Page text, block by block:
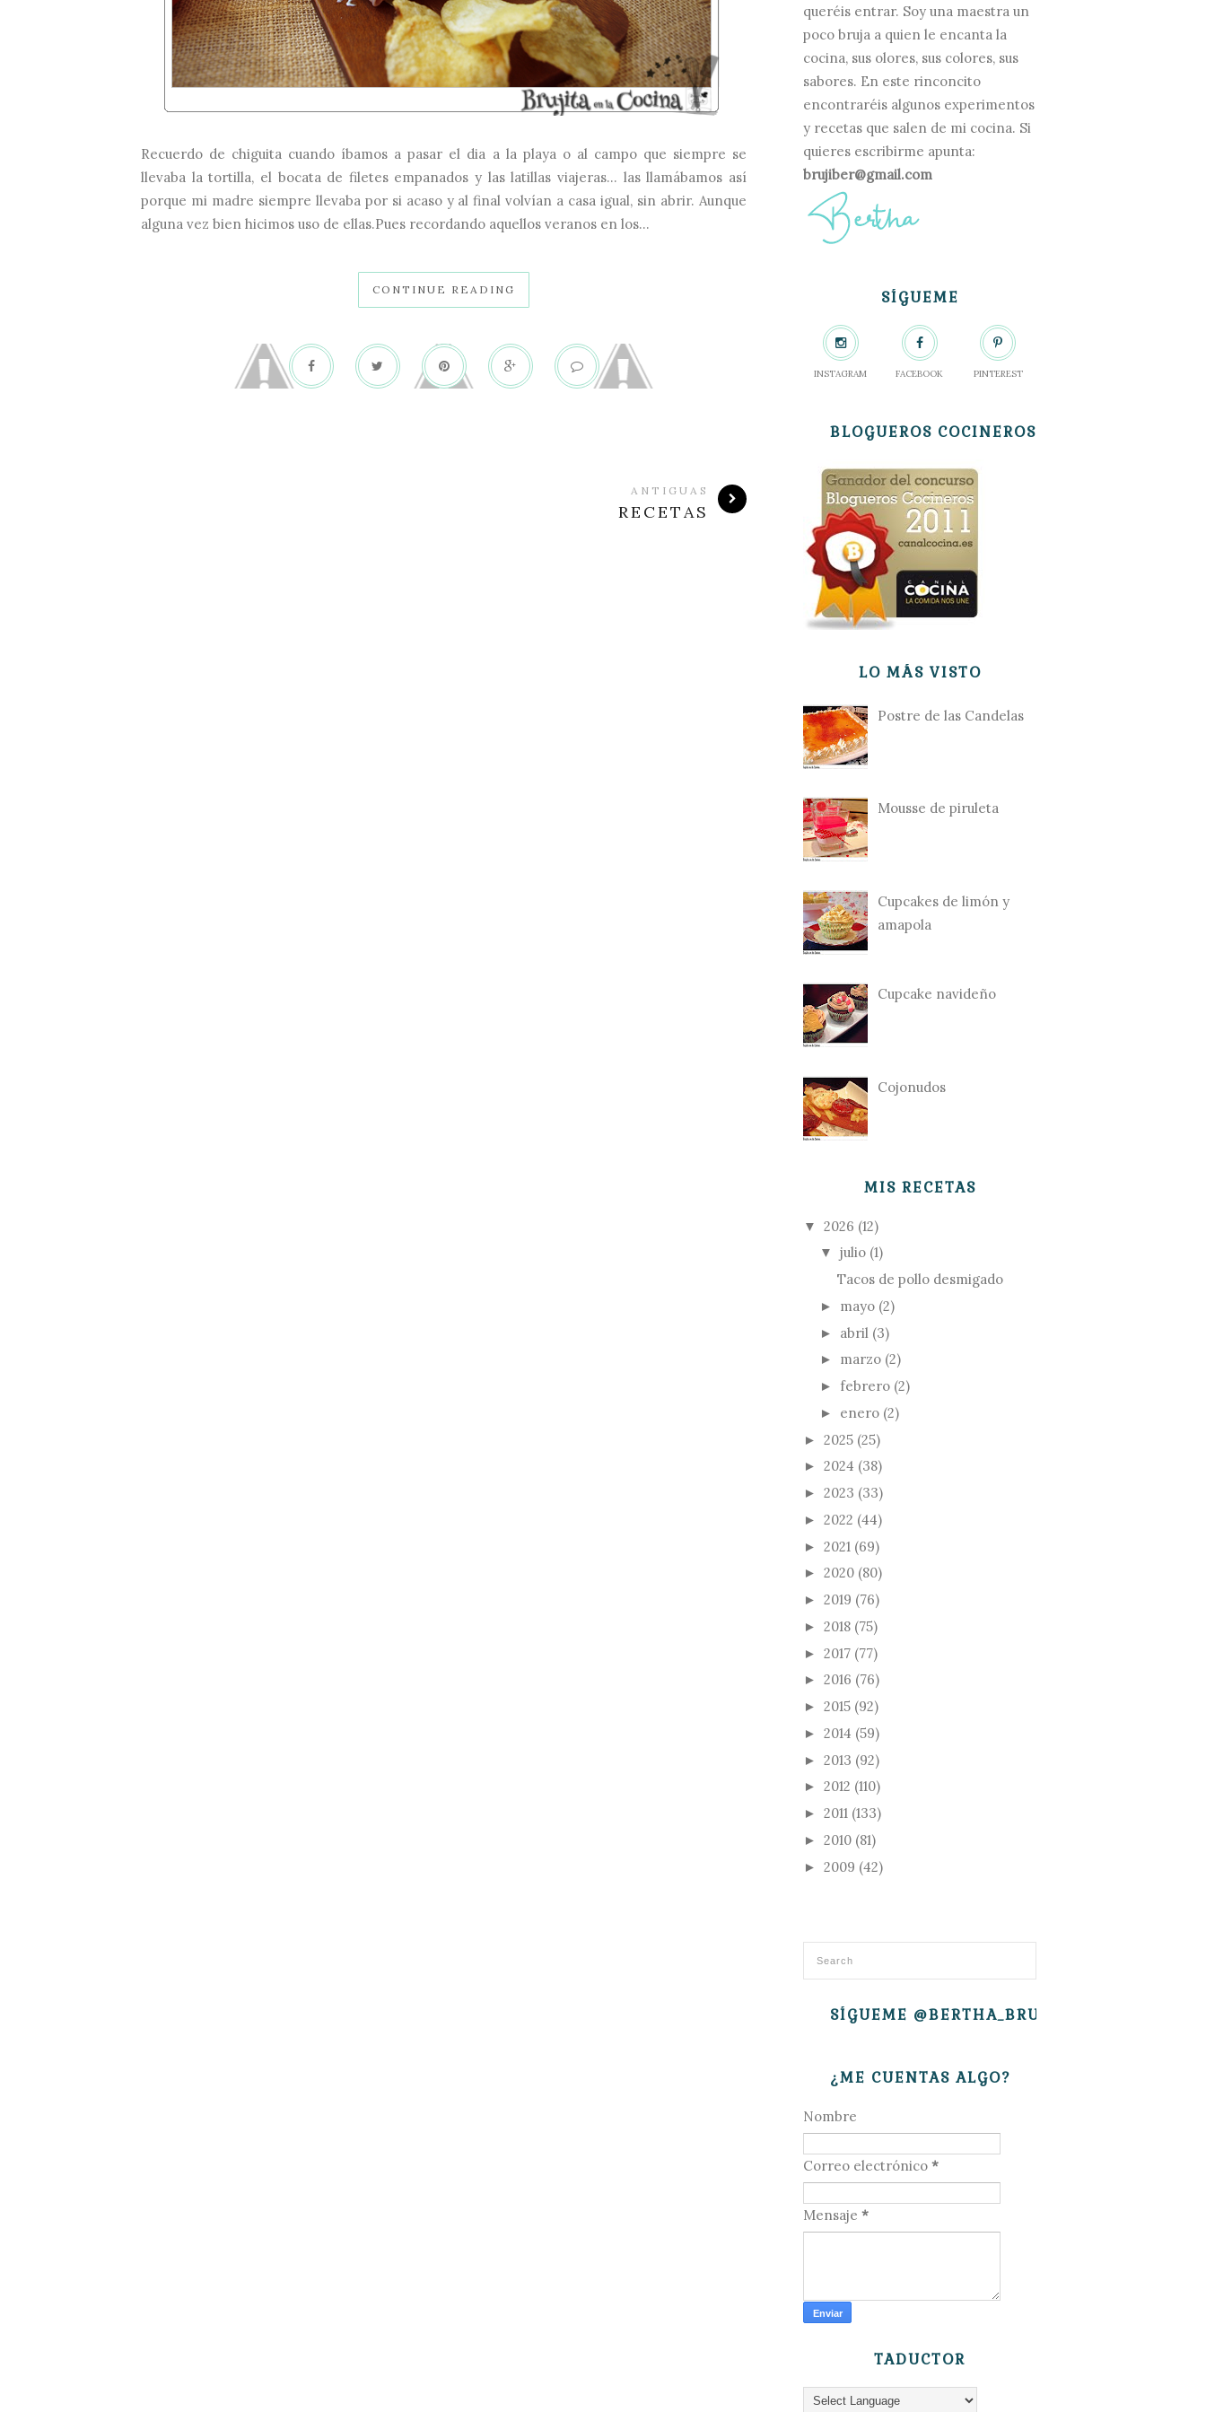
Recuerdo de chiguita cuando íbamos a pasar el dia a la playa o al campo que siempre se
llevaba la tortilla, el bocata de filetes empanados y las latillas viajeras... las llamábamos así
porque mi madre siempre llevaba por si acaso y al final volvían a casa igual, sin abrir. Aunque
alguna vez bien hicimos uso de ellas.Pues recordando aquellos veranos en los...
CONTINUE READING
ANTIGUAS
RECETAS
queréis entrar. Soy una maestra un
poco bruja a quien le encanta la
cocina, sus olores, sus colores, sus
sabores. En este rinconcito
encontraréis algunos experimentos
y recetas que salen de mi cocina. Si
quieres escribirme apunta:
brujiber@gmail.com
SÍGUEME
INSTAGRAM FACEBOOK PINTEREST
BLOGUEROS COCINEROS
LO MÁS VISTO
Postre de las Candelas
Mousse de piruleta
Cupcakes de limón y
amapola
Cupcake navideño
Cojonudos
MIS RECETAS
▼ 2026 (12)
▼ julio (1)
Tacos de pollo desmigado
► mayo (2)
► abril (3)
► marzo (2)
► febrero (2)
► enero (2)
► 2025 (25)
► 2024 (38)
► 2023 (33)
► 2022 (44)
► 2021 (69)
► 2020 (80)
► 2019 (76)
► 2018 (75)
► 2017 (77)
► 2016 (76)
► 2015 (92)
► 2014 (59)
► 2013 (92)
► 2012 (110)
► 2011 (133)
► 2010 (81)
► 2009 (42)
SÍGUEME @BERTHA_BRUJITA
¿ME CUENTAS ALGO?
Nombre
Correo electrónico *
Mensaje *
TADUCTOR